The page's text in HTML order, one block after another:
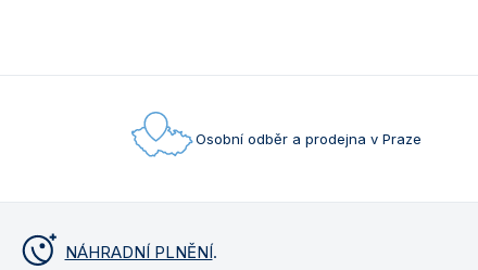
Osobní odběr a prodejna v Praze
NÁHRADNÍ PLNĚNÍ.